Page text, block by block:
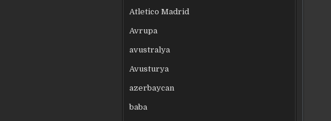
Atletico Madrid
Avrupa
avustralya
Avusturya
azerbaycan
baba